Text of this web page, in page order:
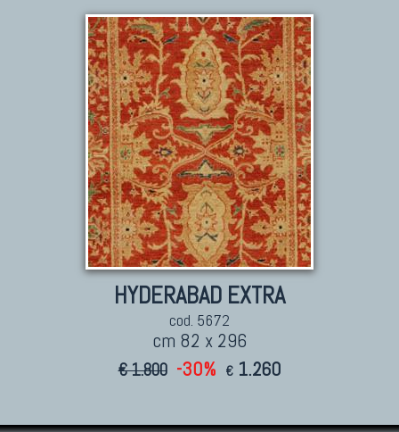
HYDERABAD EXTRA
cod. 5672
cm 82 x 296
€ 1.800 -30% € 1.260